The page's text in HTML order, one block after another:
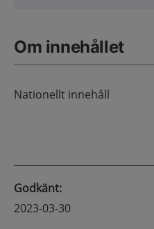
Om innehållet
Nationellt innehåll
Godkänt:
2023-03-30